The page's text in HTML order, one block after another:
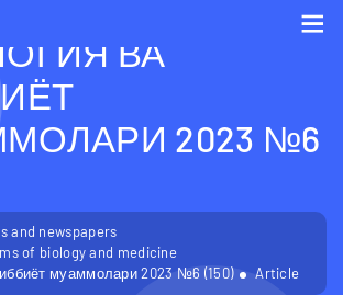
ВА
2023 №6
and newspapers
of biology and medicine
муаммолари 2023 №6 (150)
Article